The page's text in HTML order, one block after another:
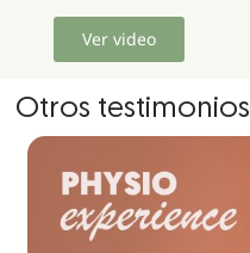
Ver video
Otros testimonios